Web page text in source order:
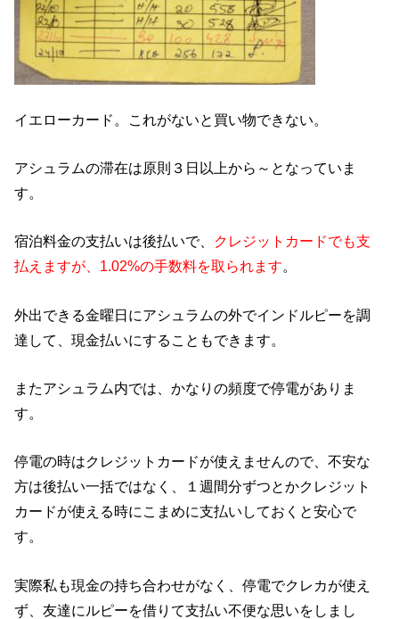
イエローカード。これがないと買い物できない。
アシュラムの滞在は原則３日以上から～となっていま
す。
宿泊料金の支払いは後払いで、 クレジットカードでも支
払えますが、1.02%の手数料を取られます。
外出できる金曜日にアシュラムの外でインドルピーを調
達して、現金払いにすることもできます。
またアシュラム内では、かなりの頻度で停電がありま
す。
停電の時はクレジットカードが使えませんので、不安な
方は後払い一括ではなく、１週間分ずつとかクレジット
カードが使える時にこまめに支払いしておくと安心で
す。
実際私も現金の持ち合わせがなく、停電でクレカが使え
ず、友達にルピーを借りて支払い不便な思いをしまし